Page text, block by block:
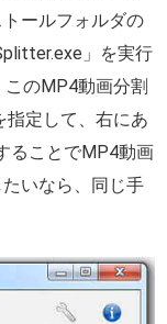
ールフォルダの
」を実行
のMP4動画分割
指定して、右にあ
ることでMP4動画
いなら、同じ手